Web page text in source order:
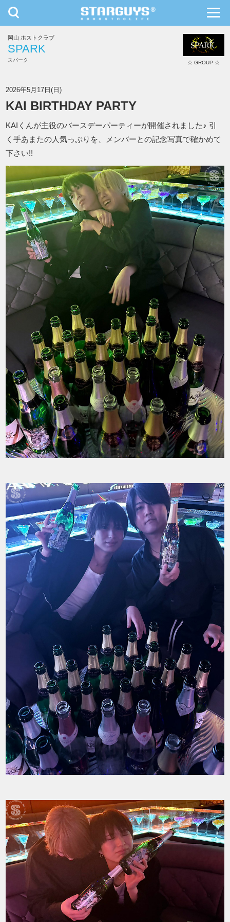
九州・沖縄
toggle
navigation
岡山 ホストクラブ
SPARK
スパーク ☆ GROUP ☆
2026年5月17日(日)
KAI BIRTHDAY PARTY
KAIくんが主役のバースデーパーティーが開催されました♪ 引
く手あまたの人気っぷりを、メンバーとの記念写真で確かめて
下さい!!